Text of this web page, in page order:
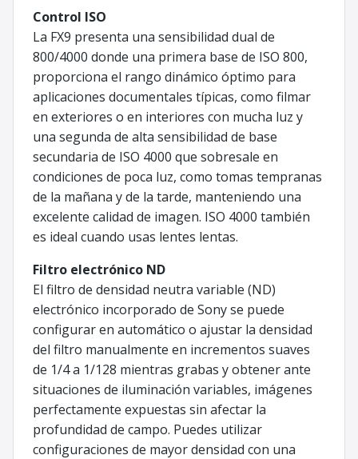
Control ISO
La FX9 presenta una sensibilidad dual de
800/4000 donde una primera base de ISO 800,
proporciona el rango dinámico óptimo para
aplicaciones documentales típicas, como filmar
en exteriores o en interiores con mucha luz y
una segunda de alta sensibilidad de base
secundaria de ISO 4000 que sobresale en
condiciones de poca luz, como tomas tempranas
de la mañana y de la tarde, manteniendo una
excelente calidad de imagen. ISO 4000 también
es ideal cuando usas lentes lentas.
Filtro electrónico ND
El filtro de densidad neutra variable (ND)
electrónico incorporado de Sony se puede
configurar en automático o ajustar la densidad
del filtro manualmente en incrementos suaves
de 1/4 a 1/128 mientras grabas y obtener ante
situaciones de iluminación variables, imágenes
perfectamente expuestas sin afectar la
profundidad de campo. Puedes utilizar
configuraciones de mayor densidad con una